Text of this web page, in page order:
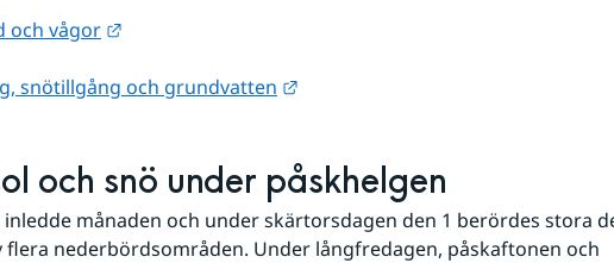
och vågor Länk till annan webbplats.
snötillgång och grundvatten Länk till annan webbplats.
och snö under påskhelgen
inledde månaden och under skärtorsdagen den 1 berördes stora
flera nederbördsområden. Under långfredagen, påskaftonen och